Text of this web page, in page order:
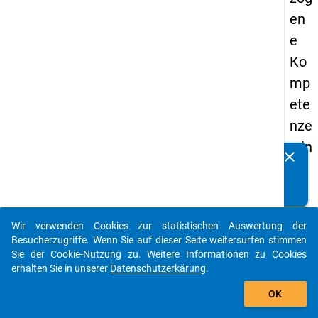
en
e
Ko
mp
ete
nze
n in
go
gis
che
clear
auto_stories
add_shopping_cart
Wir verwenden Cookies zur statistischen Auswertung der
Besucherzugriffe. Wenn Sie auf dieser Seite weitersurfen stimmen
Sie der Cookie-Nutzung zu. Weitere Informationen zu Cookies
erhalten Sie in unserer Datenschutzerkärung.
OK